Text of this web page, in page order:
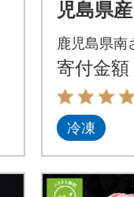
児島県
ッケ
生食認
ク
鹿児島県南
寄付金額
冷凍